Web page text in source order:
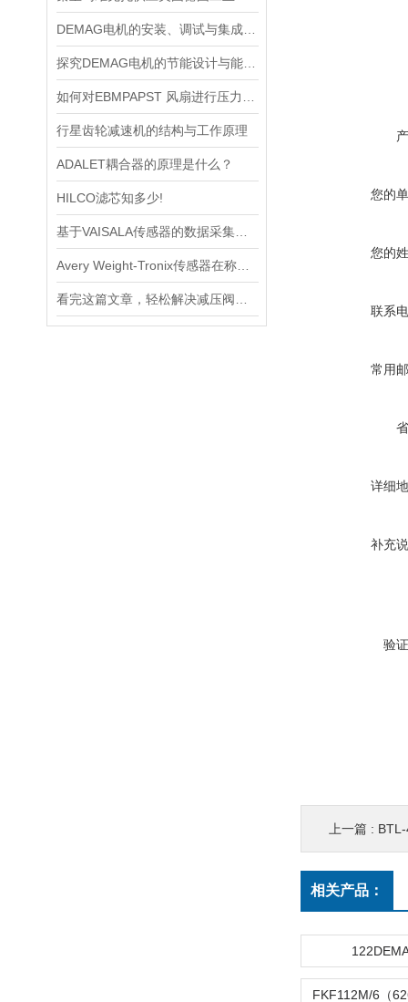
行星齿轮减速机的结构与工作原理
ADALET耦合器的原理是什么？
HILCO滤芯知多少! 您的
您的
联系
常用
详细
补充
验
上一篇 :
相关产品：